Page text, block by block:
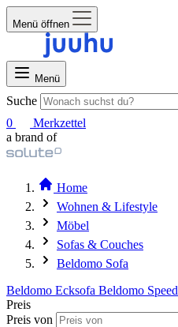
Menü öffnen
Menü
Suche
0
Merkzettel
a brand of
Home
Wohnen & Lifestyle
Möbel
Sofas & Couches
Beldomo Sofa
Beldomo Ecksofa Beldomo Speed
Preis
Preis von